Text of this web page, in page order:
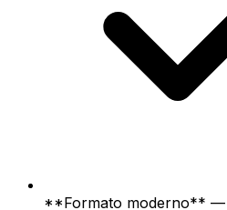
**Formato moderno** —